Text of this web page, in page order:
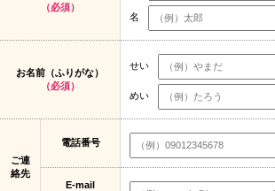
（必須）
名
お名前（ふりがな）
（必須）
せい
めい
ご連
絡先
電話番号
E-mail